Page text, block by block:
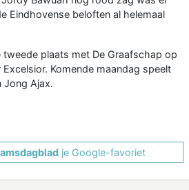
Eindhovense beloften al helemaal
tweede plaats met De Graafschap op
Komende maandag speelt
Jong Ajax.
je Google-favoriet